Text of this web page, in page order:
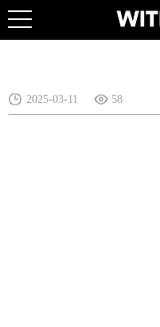
2025-03-11 58